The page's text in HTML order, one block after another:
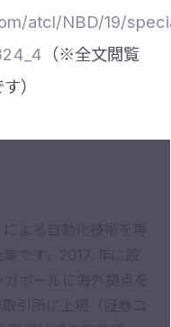
atcl/NBD/19/
（※全文閲覧
）